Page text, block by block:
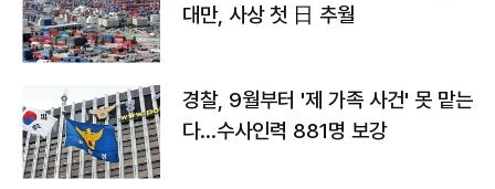
대만, 사상 첫 日 추월
경찰, 9월부터 '제 가족 사건' 못 맡는
다…수사인력 881명 보강